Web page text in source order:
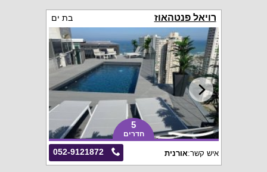
רויאל פנטהאוז בת ים
5
חדרים
052-9121872 איש קשר:אורנית